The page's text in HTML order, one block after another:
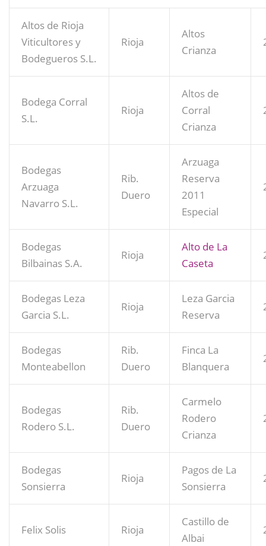
Altos de Rioja
Viticultores y
Bodegueros S.L.
Rioja
Altos
Crianza
Bodega Corral
S.L.
Rioja
Altos de
Corral
Crianza
Bodegas
Arzuaga
Navarro S.L.
Rib.
Duero
Arzuaga
Reserva
2011
Especial
Bodegas
Bilbainas S.A.
Rioja
Alto de La
Caseta
Bodegas Leza
Garcia S.L.
Rioja
Leza Garcia
Reserva
Bodegas
Monteabellon
Rib.
Duero
Finca La
Blanquera
Bodegas
Rodero S.L.
Rib.
Duero
Carmelo
Rodero
Crianza
Bodegas
Sonsierra
Rioja
Pagos de La
Sonsierra
Felix Solis Rioja
Castillo de
Albai